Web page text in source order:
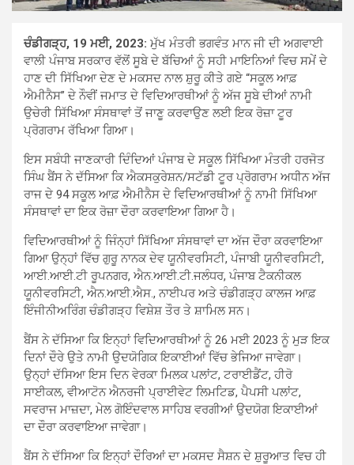
ਚੰਡੀਗੜ੍ਹ, 19 ਮਈ, 2023: ਮੁੱਖ ਮੰਤਰੀ ਭਗਵੰਤ ਮਾਨ ਜੀ ਦੀ ਅਗਵਾਈ
ਵਾਲੀ ਪੰਜਾਬ ਸਰਕਾਰ ਵੱਲੋਂ ਸੂਬੇ ਦੇ ਬੱਚਿਆਂ ਨੂੰ ਸਹੀ ਮਾਇਨਿਆਂ ਵਿਚ ਸਮੇਂ ਦੇ
ਹਾਣ ਦੀ ਸਿੱਖਿਆ ਦੇਣ ਦੇ ਮਕਸਦ ਨਾਲ ਸ਼ੁਰੂ ਕੀਤੇ ਗਏ “ਸਕੂਲ ਆਫ਼
ਐਮੀਨੈਸ” ਦੇ ਨੌਵੀਂ ਜਮਾਤ ਦੇ ਵਿਦਿਆਰਥੀਆਂ ਨੂੰ ਅੱਜ ਸੂਬੇ ਦੀਆਂ ਨਾਮੀ
ਉਚੇਰੀ ਸਿੱਖਿਆ ਸੰਸਥਾਵਾਂ ਤੋਂ ਜਾਣੂ ਕਰਵਾਉਣ ਲਈ ਇਕ ਰੋਜ਼ਾ ਟੂਰ
ਪ੍ਰੋਗਰਾਮ ਰੱਖਿਆ ਗਿਆ।
ਇਸ ਸਬੰਧੀ ਜਾਣਕਾਰੀ ਦਿੰਦਿਆਂ ਪੰਜਾਬ ਦੇ ਸਕੂਲ ਸਿੱਖਿਆ ਮੰਤਰੀ ਹਰਜੋਤ
ਸਿੰਘ ਬੈਂਸ ਨੇ ਦੱਸਿਆ ਕਿ ਐਕਸਕੁਰੇਸ਼ਨ/ਸਟੱਡੀ ਟੂਰ ਪ੍ਰੋਗਰਾਮ ਅਧੀਨ ਅੱਜ
ਰਾਜ ਦੇ 94 ਸਕੂਲ ਆਫ਼ ਐਮੀਨੈਸ ਦੇ ਵਿਦਿਆਰਥੀਆਂ ਨੂੰ ਨਾਮੀ ਸਿੱਖਿਆ
ਸੰਸਥਾਵਾਂ ਦਾ ਇਕ ਰੋਜ਼ਾ ਦੌਰਾ ਕਰਵਾਇਆ ਗਿਆ ਹੈ।
ਵਿਦਿਆਰਥੀਆਂ ਨੂੰ ਜਿੰਨ੍ਹਾਂ ਸਿੱਖਿਆ ਸੰਸਥਾਵਾਂ ਦਾ ਅੱਜ ਦੌਰਾ ਕਰਵਾਇਆ
ਗਿਆ ਉਨ੍ਹਾਂ ਵਿੱਚ ਗੁਰੂ ਨਾਨਕ ਦੇਵ ਯੂਨੀਵਰਸਿਟੀ, ਪੰਜਾਬੀ ਯੂਨੀਵਰਸਿਟੀ,
ਆਈ.ਆਈ.ਟੀ ਰੂਪਨਗਰ, ਐਨ.ਆਈ.ਟੀ.ਜਲੰਧਰ, ਪੰਜਾਬ ਟੈਕਨੀਕਲ
ਯੂਨੀਵਰਸਿਟੀ, ਐਨ.ਆਈ.ਐਸ., ਨਾਈਪਰ ਅਤੇ ਚੰਡੀਗੜ੍ਹ ਕਾਲਜ ਆਫ਼
ਇੰਜੀਨੀਅਰਿੰਗ ਚੰਡੀਗੜ੍ਹ ਵਿਸ਼ੇਸ਼ ਤੌਰ ਤੇ ਸ਼ਾਮਿਲ ਸਨ।
ਬੈਂਸ ਨੇ ਦੱਸਿਆ ਕਿ ਇਨ੍ਹਾਂ ਵਿਦਿਆਰਥੀਆਂ ਨੂੰ 26 ਮਈ 2023 ਨੂੰ ਮੁੜ ਇਕ
ਦਿਨਾਂ ਦੌਰੇ ਉਤੇ ਨਾਮੀ ਉਦਯੋਗਿਕ ਇਕਾਈਆਂ ਵਿੱਚ ਭੇਜਿਆ ਜਾਵੇਗਾ।
ਉਨ੍ਹਾਂ ਦੱਸਿਆ ਇਸ ਦਿਨ ਵੇਰਕਾ ਮਿਲਕ ਪਲਾਂਟ, ਟਰਾਈਡੈਂਟ, ਹੀਰੋ
ਸਾਈਕਲ, ਵੀਆਟੋਨ ਐਨਰਜੀ ਪ੍ਰਾਈਵੇਟ ਲਿਮਟਿਡ, ਪੈਪਸੀ ਪਲਾਂਟ,
ਸਵਰਾਜ ਮਾਜ਼ਦਾ, ਮੇਲ ਗੋਇੰਦਵਾਲ ਸਾਹਿਬ ਵਰਗੀਆਂ ਉਦਯੋਗ ਇਕਾਈਆਂ
ਦਾ ਦੌਰਾ ਕਰਵਾਇਆ ਜਾਵੇਗਾ।
ਬੈਂਸ ਨੇ ਦੱਸਿਆ ਕਿ ਇਨ੍ਹਾਂ ਦੌਰਿਆਂ ਦਾ ਮਕਸਦ ਸੈਸ਼ਨ ਦੇ ਸ਼ੁਰੂਆਤ ਵਿਚ ਹੀ